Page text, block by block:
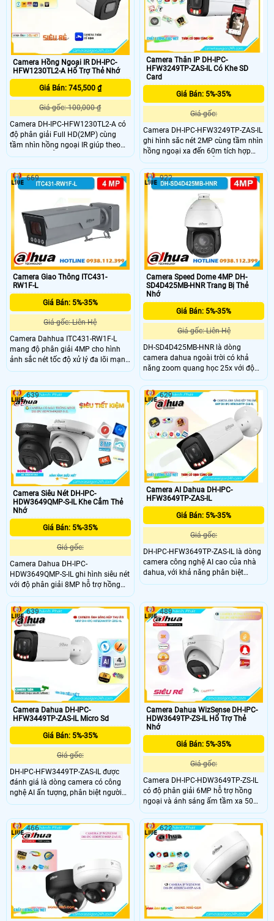
sáng DWDR
giúp giám sát hiệu quả hơn
Camera Hồng Ngoại IR DH-IPC-
HFW1230TL2-A Hổ Trợ Thẻ Nhớ
Giá Bán: 745,500 ₫
Giá gốc: 100,000 ₫
Camera DH-IPC-HFW1230TL2-A có
độ phân giải Full HD(2MP) cùng
tầm nhìn hồng ngoại IR giúp theo
dõi cả ngày lẫn đêm. Thu âm thanh
khi giám sát từ xa Kết hợp thêm khả
năng nhận diện thông minh giúp
chuẩn IP67 thích hợp lắp đặt ngoài
trời
Camera Thân IP DH-IPC-
HFW3249TP-ZAS-IL Có Khe SD
Card
Giá Bán: 5%-35%
Giá gốc:
Camera DH-IPC-HFW3249TP-ZAS-IL
ghi hình săc nét 2MP cùng tầm nhìn
hồng ngoại xa đến 60m tích hợp
Mic và loa tích hợp hỗ trợ đàm thoại
hai chiều thuận tiện. Nhờ khả năng
nhận diện thông minh và phân tích
chính xác chuyển động camera này
đáp ứng tốt nhu cầu giám sát an
ninh ngoài trời
Camera Giao Thông ITC431-
RW1F-L
Giá Bán: 5%-35%
Giá gốc: Liên Hệ
Camera Dahhua ITC431-RW1F-L
mang độ phân giải 4MP cho hình
ảnh sắc nét tốc độ xử lý đa lõi mạnh
mẽ cùng cảm biến CMOS 1/1.8 inch
biển số tỉ lệ chuẩn cao phát hiện
phương tiện tới 180kmh chống
ngược sáng 140dB tích hợp LED
sáng ấm chuẩn IP67 IK10 cùng GPS
Positioning
669
Camera Speed Dome 4MP DH-
SD4D425MB-HNR Trang Bị Thẻ
Nhớ
Giá Bán: 5%-35%
Giá gốc: Liên Hệ
DH-SD4D425MB-HNR là dòng
camera dahua ngoài trời có khả
năng zoom quang học 25x với độ
phân giải lên đến 2K ghi hình siêu
nét. ngoài ra camera này còn có
hồng ngoại tầm xa lên đến 100m
đảm bảo an ninh về đêm tuyệt đối.
Chuẩn chống nước IP67 chống sét
lan truyền 6000V hỗ trợ thẻ nhớ
512GB tên miền miễn phí
SmartDDNS.TV xem từ xa.
922
Camera Siêu Nét DH-IPC-
HDW3649QMP-S-IL Khe Cắm Thẻ
Nhớ
Giá Bán: 5%-35%
Giá gốc:
Camera Dahua DH-IPC-
HDW3649QMP-S-IL ghi hình siêu nét
với độ phân giải 8MP hỗ trợ hồng
ngoại và đèn trợ sáng tầm xa 30m
giúp quan sát ban đêm luôn sáng
rõ. Mic thu âm tích hợp ghi lại âm
thanh chân thực cùng khả năng
phân biệt chuyển động thông minh
của người và xe cho trải nghiệm
giám sát toàn diện.
639
Camera AI Dahua DH-IPC-
HFW3649TP-ZAS-IL
Giá Bán: 5%-35%
Giá gốc:
DH-IPC-HFW3649TP-ZAS-IL là dòng
camera công nghệ AI cao của nhà
dahua, với khả năng phân biệt
người và xe, phát hiện khuôn mặt,
phát hiện khuôn mặt, ống kính
zoom, độ nét cao 6.0MP được trang
bị
629
Camera Dahua DH-IPC-
HFW3449TP-ZAS-IL Micro Sd
Giá Bán: 5%-35%
Giá gốc:
DH-IPC-HFW3449TP-ZAS-IL được
đánh giá là dòng camera có công
nghệ AI ấn tượng, phân biệt người
và xe và các tính năng ấn tượng
4.0MP hình ảnh sắc nét, chuẩn
chống nước IP 67, chống và đạp IK
10, khe thẻ nhớ 512GB, chuẩn nén
H.265+
639
Camera Dahua WizSense DH-IPC-
HDW3649TP-ZS-IL Hổ Trợ Thẻ
Nhớ
Giá Bán: 5%-35%
Giá gốc:
Camera DH-IPC-HDW3649TP-ZS-IL
có độ phân giải 6MP hỗ trợ hồng
ngoại và ánh sáng ấm tầm xa 50m.
Tich hợp mic thu âm chân thực,
công nghệ AI giúp phân loại chuyển
động chính xác của người và
phương tiện. Đồng thời hỗ trợ lưu trữ
qua thẻ nhớ tối da 512Gb
489
466 622